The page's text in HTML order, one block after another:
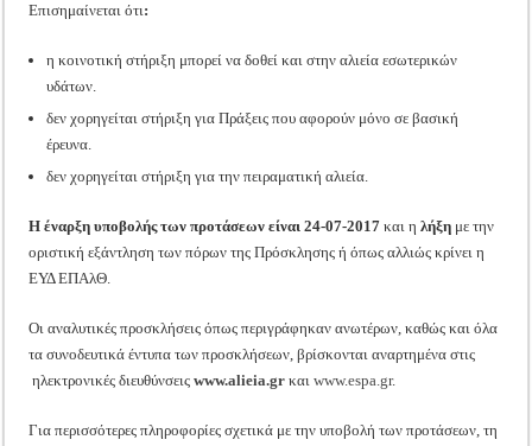
Επισημαίνεται ότι:
η κοινοτική στήριξη μπορεί να δοθεί και στην αλιεία εσωτερικών
υδάτων.
δεν χορηγείται στήριξη για Πράξεις που αφορούν μόνο σε βασική
έρευνα.
δεν χορηγείται στήριξη για την πειραματική αλιεία.
Η έναρξη υποβολής των προτάσεων είναι 24-07-2017 και ηλήξη με την
οριστική εξάντληση των πόρων της Πρόσκλησης ή όπως αλλιώς κρίνει η
ΕΥΔ ΕΠΑλΘ.
Οι αναλυτικές προσκλήσεις όπως περιγράφηκαν ανωτέρων, καθώς και όλα
τα συνοδευτικά έντυπα των προσκλήσεων, βρίσκονται αναρτημένα στις
ηλεκτρονικές διευθύνσεις www.alieia.gr καιwww.espa.gr.
Για περισσότερες πληροφορίες σχετικά με την υποβολή των προτάσεων, τη